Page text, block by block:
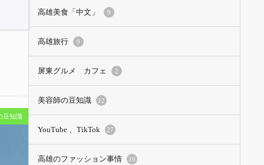
豆知識
高雄美食「中文」 9
高雄旅行 9
屏東グルメ カフェ 2
美容師の豆知識 12
YouTube 、TikTok 27
高雄のファッション事情 10